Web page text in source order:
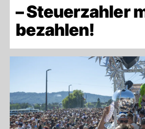
– Steuerzahler
bezahlen!